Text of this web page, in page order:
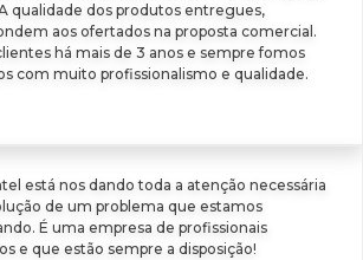
qualidade dos produtos entregues,
aos ofertados na proposta comercial.
há mais de 3 anos e sempre fomos
com muito profissionalismo e qualidade.
está nos dando toda a atenção necessária
de um problema que estamos
É uma empresa de profissionais
e que estão sempre a disposição!